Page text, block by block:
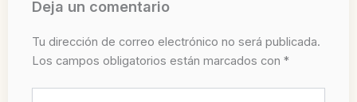
Deja un comentario
Tu dirección de correo electrónico no será publicada.
Los campos obligatorios están marcados con *